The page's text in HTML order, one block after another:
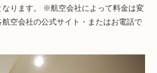
ります。 ※航空会社によって料金は変
空会社の公式サイト・またはお電話で